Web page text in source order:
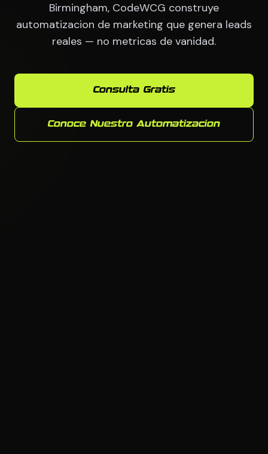
Birmingham, CodeWCG construye
automatizacion de marketing que genera leads
reales — no metricas de vanidad.
Consulta Gratis
Conoce Nuestro Automatizacion